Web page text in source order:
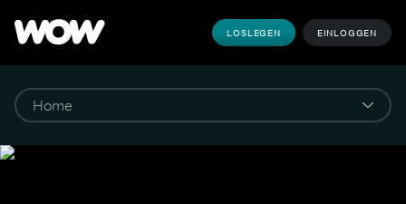
LOSLEGEN EINLOGGEN